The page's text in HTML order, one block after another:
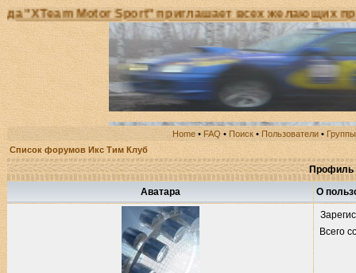
Motor Sport" приглашает всех желающих
Home • FAQ • Поиск • Пользователи • Группы
Список форумов Икс Тим Клуб
Профиль
Аватара
О
Всего